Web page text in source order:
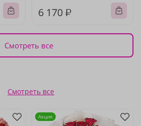
6 170 ₽
Смотреть все
Смотреть все
Акция